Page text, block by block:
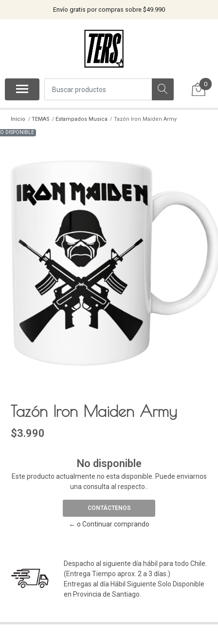
Envío gratis por compras sobre $49.990
0
Inicio TEMAS Estampados Musica Tazón Iron Maiden Army
DISPONIBLE
Tazón Iron Maiden Army
$3.990
No disponible
Este producto actualmente no esta disponible. Puede enviarnos
una consulta al respecto..
CONTÁCTENOS
← o Continuar comprando
Despacho al siguiente día hábil para todo Chile.
(Entrega Tiempo aprox. 2 a 3 días.)
Entregas al día Hábil Siguiente Solo Disponible
en Provincia de Santiago.